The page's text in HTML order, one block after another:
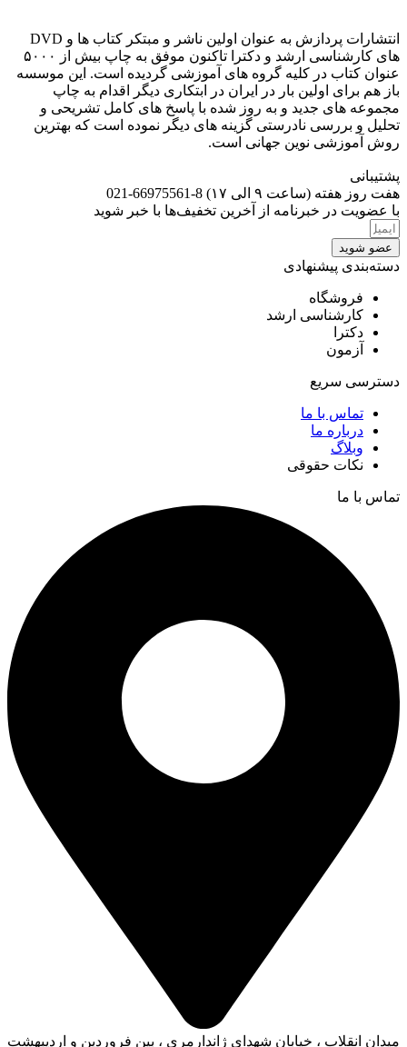
انتشارات پردازش به عنوان اولین ناشر و مبتکر کتاب ها و DVD
های کارشناسی ارشد و دکترا تاکنون موفق به چاپ بیش از ۵۰۰۰
عنوان کتاب در کلیه گروه های آموزشی گردیده است. این موسسه
باز هم برای اولین بار در ایران در ابتکاری دیگر اقدام به چاپ
مجموعه های جدید و به روز شده با پاسخ های کامل تشریحی و
تحلیل و بررسی نادرستی گزینه های دیگر نموده است که بهترین
روش آموزشی نوین جهانی است.
پشتیبانی
هفت روز هفته (ساعت ۹ الی ۱۷) 8-66975561-021
با عضویت در خبرنامه از آخرین تخفیف‌ها با خبر شوید
عضو شوید
دسته‌بندی پیشنهادی
فروشگاه
کارشناسی ارشد
دکترا
آزمون
دسترسی سریع
تماس با ما
درباره ما
وبلاگ
نکات حقوقی
تماس با ما
میدان انقلاب ، خیابان شهدای ژاندارمری ، بین فروردین و اردیبهشت